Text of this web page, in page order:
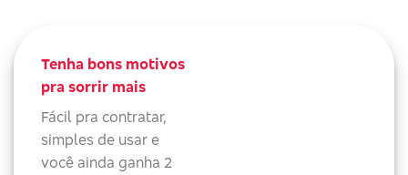
Tenha bons motivos
pra sorrir mais
Fácil pra contratar,
simples de usar e
você ainda ganha 2